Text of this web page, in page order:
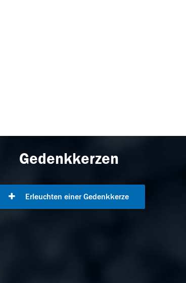
Gedenkkerzen
Erleuchten einer Gedenkkerze